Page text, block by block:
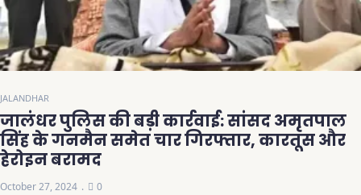
JALANDHAR
जालंधर पुलिस की बड़ी कार्रवाई: सांसद अमृतपाल
सिंह के गनमैन समेत चार गिरफ्तार, कारतूस और
हेरोइन बरामद
October 27, 2024 0